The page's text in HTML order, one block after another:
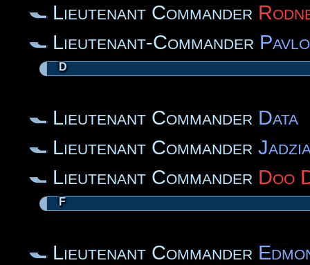
Lieutenant Commander
Lieutenant-Commander
D
Lieutenant Commander Data
Lieutenant Commander
Lieutenant Commander Doo
F
Lieutenant Commander